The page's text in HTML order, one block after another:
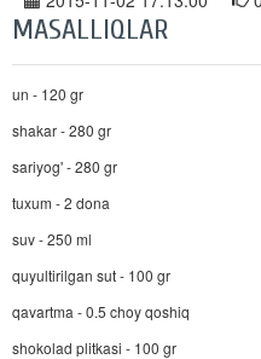
MASALLIQLAR
un - 120 gr
shakar - 280 gr
sariyog' - 280 gr
tuxum - 2 dona
suv - 250 ml
quyultirilgan sut - 100 gr
qavartma - 0.5 choy qoshiq
shokolad plitkasi - 100 gr